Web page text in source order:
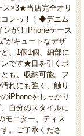
×3★当店完全オリ
レっ！！◆デニム
が！iPhoneケース
”がキュートなデザ
、1個1個、細部に
ンです★目を引くポ
も、収納可能。フ
れにも強く、触り
iPhoneをしっかり
自分のスタイルに
モニター、ディス
。ご了承くださ